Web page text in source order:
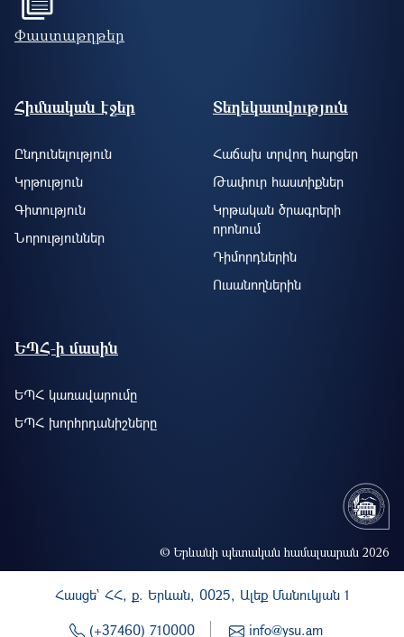
Փաստաթղթեր
Footer site information
Հիմնական էջեր
Ընդունելություն
Կրթություն
Գիտություն
Նորություններ
Տեղեկատվություն
Հաճախ տրվող հարցեր
Թափուր հաստիքներ
Կրթական ծրագրերի
որոնում
Դիմորդներին
Ուսանողներին
ԵՊՀ-ի մասին
ԵՊՀ կառավարումը
ԵՊՀ խորհրդանիշները
© Երևանի պետական համալսարան 2026
Հասցե` ՀՀ, ք. Երևան, 0025, Ալեք Մանուկյան 1
(+37460) 710000
info@ysu.am